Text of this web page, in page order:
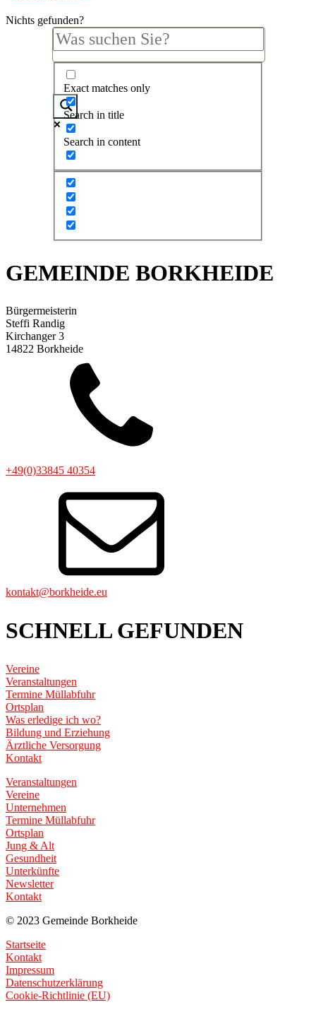
Nichts gefunden?
Exact matches only
Search in title
Search in content
GEMEINDE BORKHEIDE
Bürgermeisterin
Steffi Randig
Kirchanger 3
14822 Borkheide
+49(0)33845 40354
kontakt@borkheide.eu
SCHNELL GEFUNDEN
Vereine
Veranstaltungen
Termine Müllabfuhr
Ortsplan
Was erledige ich wo?
Bildung und Erziehung
Ärztliche Versorgung
Kontakt
Veranstaltungen
Vereine
Unternehmen
Termine Müllabfuhr
Ortsplan
Jung & Alt
Gesundheit
Unterkünfte
Newsletter
Kontakt
© 2023 Gemeinde Borkheide
Startseite
Kontakt
Impressum
Datenschutzerklärung
Cookie-Richtlinie (EU)